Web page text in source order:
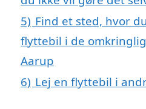
5) Find et sted, hvor
flyttebil i de
Aarup
6) Lej en flyttebil i